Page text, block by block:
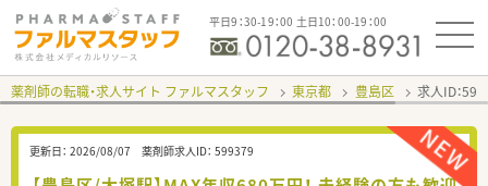
平日9：30-19：00 土日10：00-19：00
薬剤師の転職・求人サイト ファルマスタッフ 東京都 豊島区 求人ID：
更新日： 2026/08/07 薬剤師求人ID： 599379